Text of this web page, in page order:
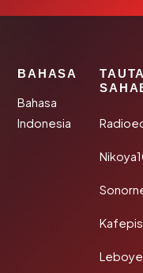
BAHASA
Bahasa
Indonesia